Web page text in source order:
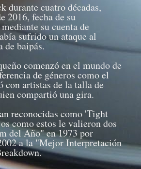
durante cuatro décadas,
2016, fecha de su
su cuenta de
sufrido un ataque al
de baipás.
comenzó en el mundo de
de géneros como el
con artistas de la talla de
compartió una gira.
reconocidas como 'Tight
como estos le valieron dos
del Año" en 1973 por
a la "Mejor Interpretación